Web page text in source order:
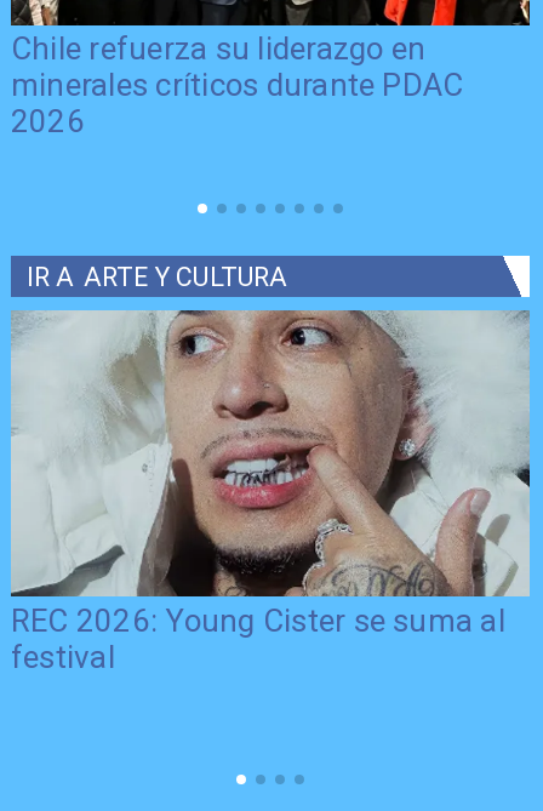
Chile refuerza su liderazgo en
minerales críticos durante PDAC
2026
IR A ARTE Y CULTURA
REC 2026: Young Cister se suma al
festival